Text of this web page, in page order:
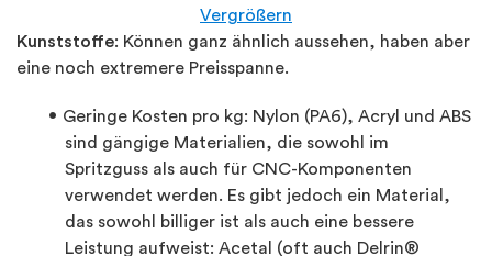
Vergrößern
Kunststoffe: Können ganz ähnlich aussehen, haben aber
eine noch extremere Preisspanne.
Geringe Kosten pro kg: Nylon (PA6), Acryl und ABS
sind gängige Materialien, die sowohl im
Spritzguss als auch für CNC-Komponenten
verwendet werden. Es gibt jedoch ein Material,
das sowohl billiger ist als auch eine bessere
Leistung aufweist: Acetal (oft auch Delrin®